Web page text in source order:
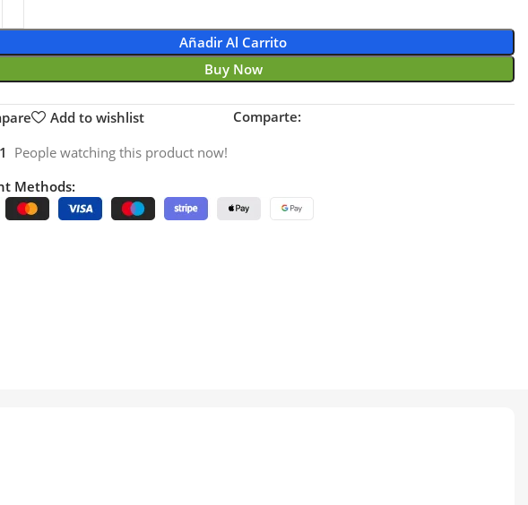
Añadir Al Carrito
Buy Now
Add to wishlist Comparte:
People watching this product now!
Methods: